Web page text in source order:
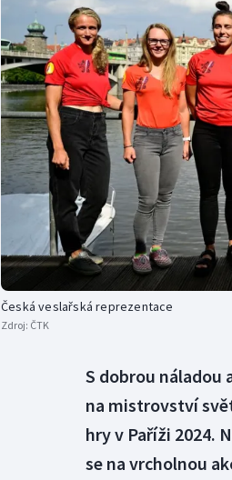
Curling
Dostihy
Florbal
Futsal
Golf
Česká veslařská reprezentace
Zdroj: ČTK
S dobrou náladou
na mistrovství
hry v Paříži 2024.
se na vrcholnou